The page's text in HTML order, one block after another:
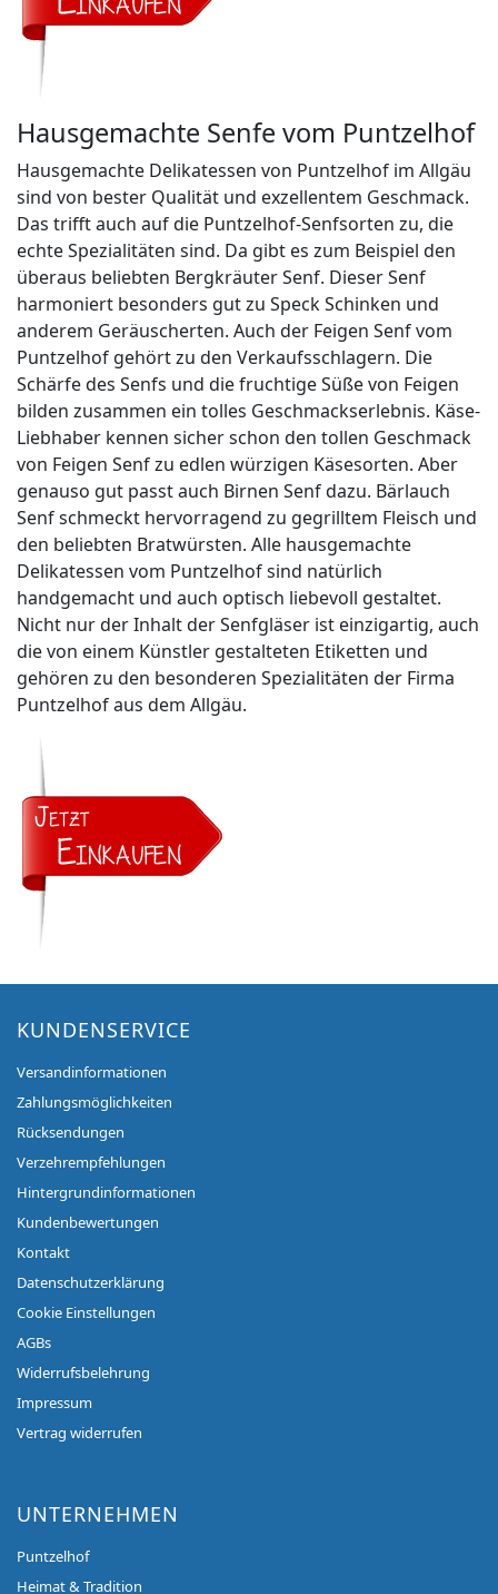
Hausgemachte Senfe vom Puntzelhof
Hausgemachte Delikatessen von Puntzelhof im Allgäu
sind von bester Qualität und exzellentem Geschmack.
Das trifft auch auf die Puntzelhof-Senfsorten zu, die
echte Spezialitäten sind. Da gibt es zum Beispiel den
überaus beliebten Bergkräuter Senf. Dieser Senf
harmoniert besonders gut zu Speck Schinken und
anderem Geräuscherten. Auch der Feigen Senf vom
Puntzelhof gehört zu den Verkaufsschlagern. Die
Schärfe des Senfs und die fruchtige Süße von Feigen
bilden zusammen ein tolles Geschmackserlebnis. Käse-
Liebhaber kennen sicher schon den tollen Geschmack
von Feigen Senf zu edlen würzigen Käsesorten. Aber
genauso gut passt auch Birnen Senf dazu. Bärlauch
Senf schmeckt hervorragend zu gegrilltem Fleisch und
den beliebten Bratwürsten. Alle hausgemachte
Delikatessen vom Puntzelhof sind natürlich
handgemacht und auch optisch liebevoll gestaltet.
Nicht nur der Inhalt der Senfgläser ist einzigartig, auch
die von einem Künstler gestalteten Etiketten und
gehören zu den besonderen Spezialitäten der Firma
Puntzelhof aus dem Allgäu.
KUNDENSERVICE
Versandinformationen
Zahlungsmöglichkeiten
Rücksendungen
Verzehrempfehlungen
Hintergrundinformationen
Kundenbewertungen
Kontakt
Datenschutzerklärung
Cookie Einstellungen
AGBs
Widerrufsbelehrung
Impressum
Vertrag widerrufen
UNTERNEHMEN
Puntzelhof
Heimat & Tradition